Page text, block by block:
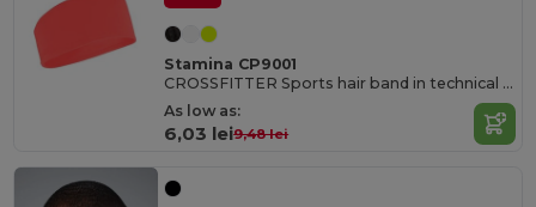
Stamina CP9001
CROSSFITTER Sports hair band in technical breathable fabric
As low as:
6,03 lei9,48 lei